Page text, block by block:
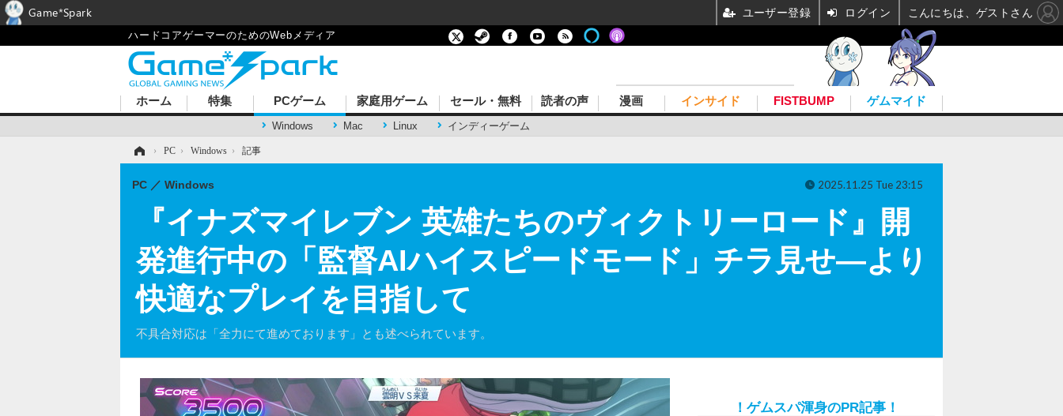
ハードコアゲーマーのためのWebメディア
ホーム 特集 PCゲーム
Windows Mac Linux インディーゲーム
家庭用ゲーム セール・無料 読者の声 漫画 インサイド FISTBUMP ゲムマイド
› PC › Windows › 記事
『イナズマイレブン 英雄たちのヴィクトリーロード』開
発進行中の「監督AIハイスピードモード」チラ見せ―より
快適なプレイを目指して
不具合対応は「全力にて進めております」とも述べられています。
PC Windows 2025.11.25 Tue 23:15
！ゲムスパ渾身のPR記事！
Game*Spark ユーザー登録 ログイン こんにちは、ゲストさん